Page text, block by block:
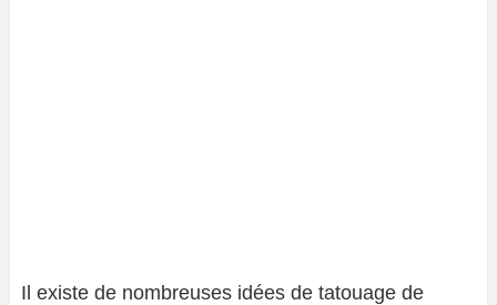
Il existe de nombreuses idées de tatouage de